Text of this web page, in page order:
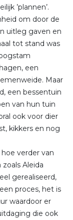
’plannen’.
om door de
uitleg gaven en
tot stand was
een
Maar
een bessentuin
van hun tuin
ook voor dier
kikkers en nog
verder van
Aleida
gerealiseerd,
proces, het is
waardoor er
die ook